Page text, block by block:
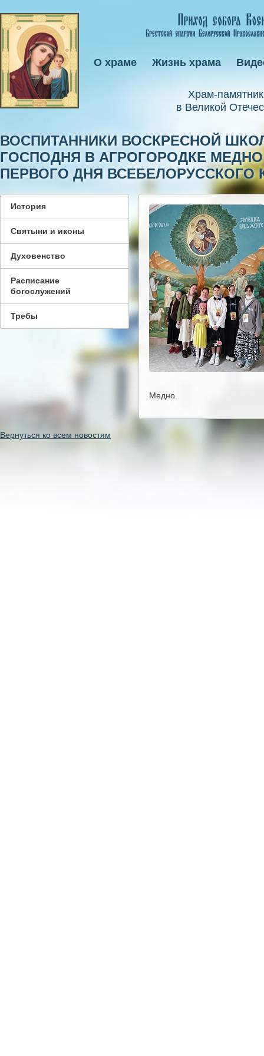
Xрам-
в Великой
О храме Жизнь храма
ВОСПИТАННИКИ ВОСКРЕСНОЙ
ГОСПОДНЯ В АГРОГОРОДКЕ
ПЕРВОГО ДНЯ
История
Святыни и иконы
Духовенство
Расписание
богослужений
Требы
Медно.
Вернуться ко всем новостям